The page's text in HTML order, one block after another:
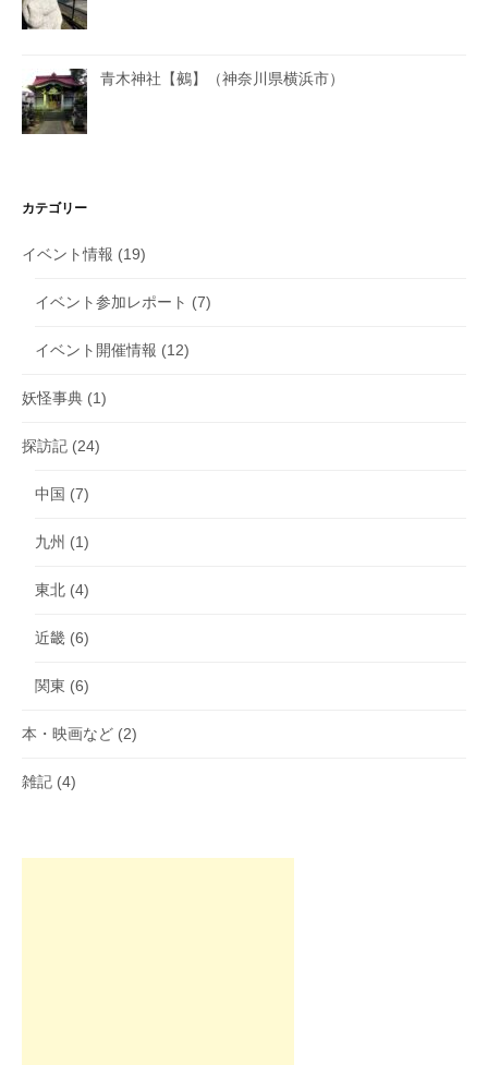
青木神社【鵺】（神奈川県横浜市）
カテゴリー
イベント情報 (19)
イベント参加レポート (7)
イベント開催情報 (12)
妖怪事典 (1)
探訪記 (24)
中国 (7)
九州 (1)
東北 (4)
近畿 (6)
関東 (6)
本・映画など (2)
雑記 (4)